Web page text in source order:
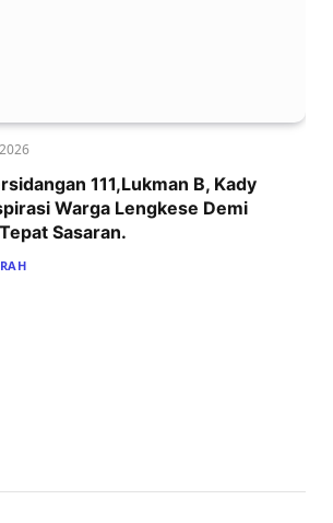
111,Lukman B, Kady
Warga Lengkese Demi
Sasaran.